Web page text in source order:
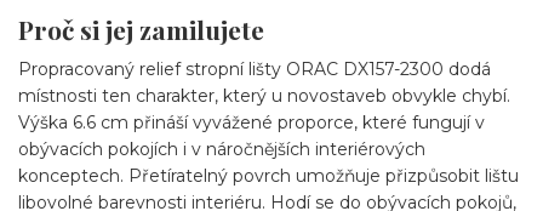
Proč si jej zamilujete
Propracovaný relief stropní lišty ORAC DX157-2300 dodá
místnosti ten charakter, který u novostaveb obvykle chybí.
Výška 6.6 cm přináší vyvážené proporce, které fungují v
obývacích pokojích i v náročnějších interiérových
konceptech. Přetíratelný povrch umožňuje přizpůsobit lištu
libovolné barevnosti interiéru. Hodí se do obývacích pokojů,